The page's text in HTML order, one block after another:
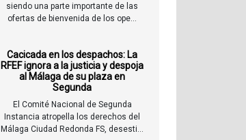
siendo una parte importante de las
ofertas de bienvenida de los ope...
Cacicada en los despachos: La
RFEF ignora a la justicia y despoja
al Málaga de su plaza en
Segunda
El Comité Nacional de Segunda
Instancia atropella los derechos del
Málaga Ciudad Redonda FS, desesti...